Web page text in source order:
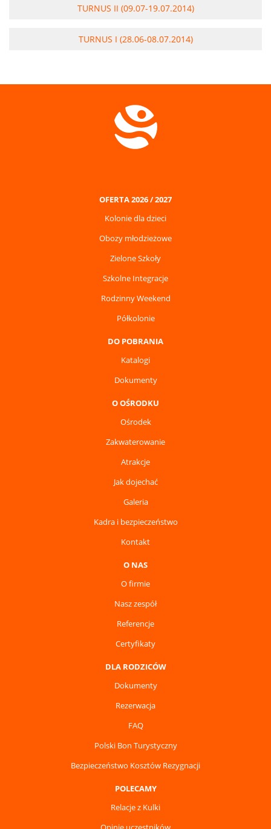
TURNUS II (09.07-19.07.2014)
TURNUS I (28.06-08.07.2014)
OFERTA 2026 / 2027
Kolonie dla dzieci
Obozy młodzieżowe
Zielone Szkoły
Szkolne Integracje
Rodzinny Weekend
Półkolonie
DO POBRANIA
Katalogi
Dokumenty
O OŚRODKU
Ośrodek
Zakwaterowanie
Atrakcje
Jak dojechać
Galeria
Kadra i bezpieczeństwo
Kontakt
O NAS
O firmie
Nasz zespół
Referencje
Certyfikaty
DLA RODZICÓW
Dokumenty
Rezerwacja
FAQ
Polski Bon Turystyczny
Bezpieczeństwo Kosztów Rezygnacji
POLECAMY
Relacje z Kulki